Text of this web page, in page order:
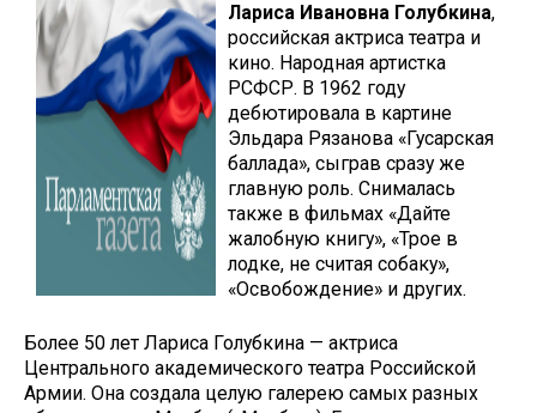
Лариса Ивановна Голубкина,
российская актриса театра и
кино. Народная артистка
РСФСР. В 1962 году
дебютировала в картине
Эльдара Рязанова «Гусарская
баллада», сыграв сразу же
главную роль. Снималась
также в фильмах «Дайте
жалобную книгу», «Трое в
лодке, не считая собаку»,
«Освобождение» и других.
Более 50 лет Лариса Голубкина — актриса
Центрального академического театра Российской
Армии. Она создала целую галерею самых разных